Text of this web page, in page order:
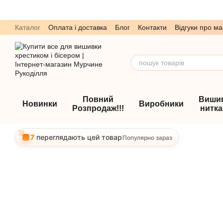
Каталог Оплата і доставка Блог Контакти
Відгуки про
Обмін та повернення
Угода користувача
Новинки
Повний
Розпродаж!!!
Виробники
7 переглядають цей товарПопулярно зараз